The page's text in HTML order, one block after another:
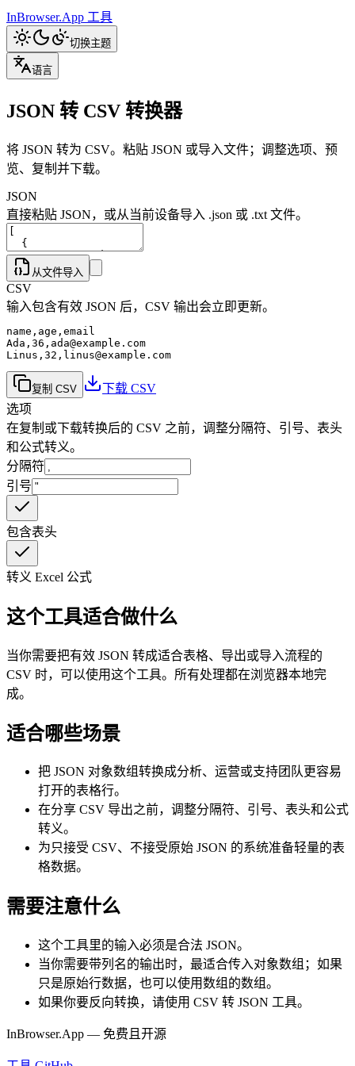
InBrowser.App 工具
切换主题
语言
JSON 转 CSV 转换器
将 JSON 转为 CSV。粘贴 JSON 或导入文件；调整选项、预
览、复制并下载。
JSON
直接粘贴 JSON，或从当前设备导入 .json 或 .txt 文件。
从文件导入
CSV
输入包含有效 JSON 后，CSV 输出会立即更新。
name,age,email
Ada,36,ada@example.com
Linus,32,linus@example.com
复制 CSV
下载 CSV
选项
在复制或下载转换后的 CSV 之前，调整分隔符、引号、表头
和公式转义。
分隔符
引号
包含表头
转义 Excel 公式
这个工具适合做什么
当你需要把有效 JSON 转成适合表格、导出或导入流程的
CSV 时，可以使用这个工具。所有处理都在浏览器本地完
成。
适合哪些场景
把 JSON 对象数组转换成分析、运营或支持团队更容易
打开的表格行。
在分享 CSV 导出之前，调整分隔符、引号、表头和公式
转义。
为只接受 CSV、不接受原始 JSON 的系统准备轻量的表
格数据。
需要注意什么
这个工具里的输入必须是合法 JSON。
当你需要带列名的输出时，最适合传入对象数组；如果
只是原始行数据，也可以使用数组的数组。
如果你要反向转换，请使用 CSV 转 JSON 工具。
InBrowser.App — 免费且开源